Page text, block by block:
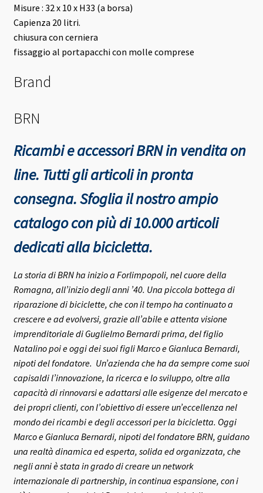
Misure : 32 x 10 x H33 (a borsa)
Capienza 20 litri.
chiusura con cerniera
fissaggio al portapacchi con molle comprese
Brand
BRN
Ricambi e accessori BRN in vendita on
line. Tutti gli articoli in pronta
consegna.Sfoglia il nostro ampio
catalogo con più di 10.000 articoli
dedicati alla bicicletta.
La storia di BRN ha inizio a Forlimpopoli, nel cuore della
Romagna, all’inizio degli anni ’40. Una piccola bottega di
riparazione di biciclette, che con il tempo ha continuato a
crescere e ad evolversi, grazie all’abile e attenta visione
imprenditoriale di Guglielmo Bernardi prima, del figlio
Natalino poi e oggi dei suoi figli Marco e Gianluca Bernardi,
nipoti del fondatore. Un’azienda che ha da sempre come suoi
capisaldi l’innovazione, la ricerca e lo sviluppo, oltre alla
capacità di rinnovarsi e adattarsi alle esigenze del mercato e
dei propri clienti, con l’obiettivo di essere un’eccellenza nel
mondo dei ricambi e degli accessori per la bicicletta. Oggi
Marco e Gianluca Bernardi, nipoti del fondatore BRN, guidano
una realtà dinamica ed esperta, solida ed organizzata, che
negli anni è stata in grado di creare un network
internazionale di partnership, in continua espansione, con i